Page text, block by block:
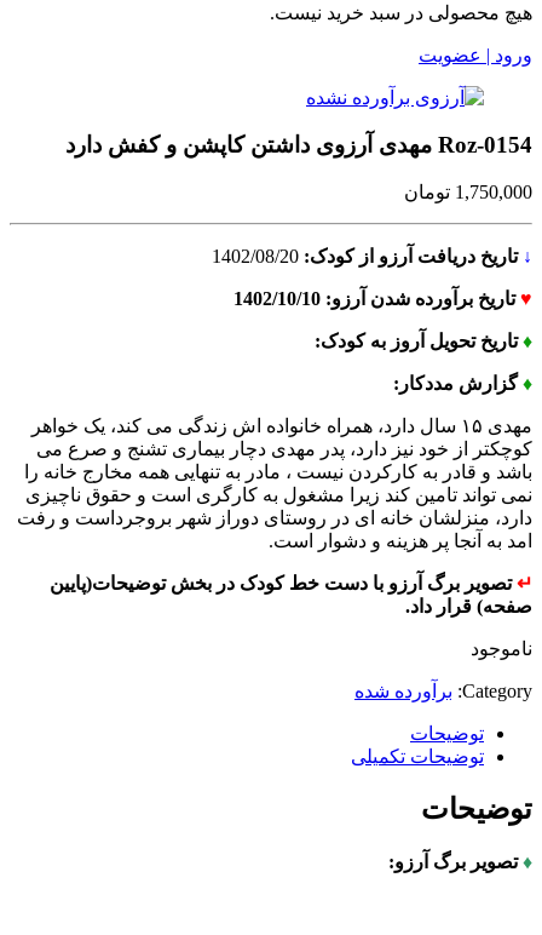
هیچ محصولی در سبد خرید نیست.
ورود | عضویت
Roz-0154 مهدی آرزوی داشتن کاپشن و کفش دارد
1,750,000 تومان
↓ تاریخ دریافت آرزو از کودک:
♥تاریخ برآورده شدن آرزو: 1402/10/10
♦تاریخ تحویل آروز به کودک:
♦گزارش مددکار:
مهدی ۱۵ سال دارد، همراه خانواده اش زندگی می کند، یک خواهر
کوچکتر از خود نیز دارد، پدر مهدی دچار بیماری تشنج و صرع می
باشد و قادر به کارکردن نیست ، مادر به تنهایی همه مخارج خانه را
نمی تواند تامین کند زیرا مشغول به کارگری است و حقوق ناچیزی
دارد، منزلشان خانه ای در روستای دوراز شهر بروجرداست و رفت
امد به آنجا پر هزینه و دشوار است.
↵تصویر برگ آرزو با دست خط کودک در بخش توضیحات(پایین
صفحه) قرار داد.
ناموجود
Category: برآورده شده
توضیحات
توضیحات تکمیلی
توضیحات
♦تصویر برگ آرزو: